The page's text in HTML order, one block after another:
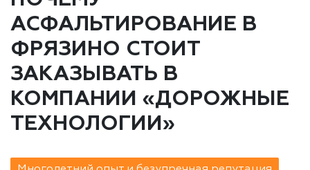
АСФАЛЬТИРОВАНИЕ В
ФРЯЗИНО СТОИТ
ЗАКАЗЫВАТЬ В
КОМПАНИИ «ДОРОЖНЫЕ
ТЕХНОЛОГИИ»